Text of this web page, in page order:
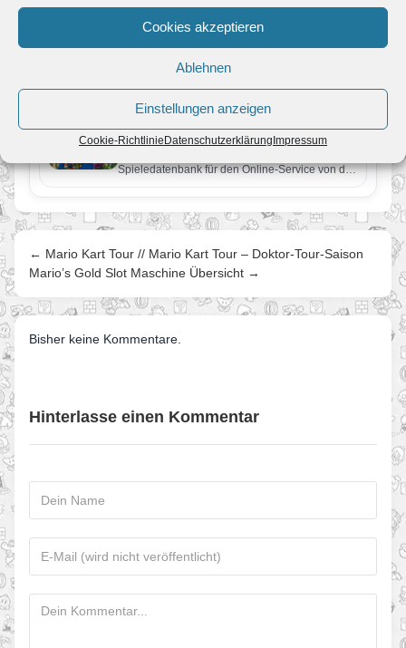
Cookies akzeptieren
Ablehnen
Einstellungen anzeigen
Cookie-RichtlinieDatenschutzerklärungImpressum
Mehr News zum Spiel
Nintendo Switch Online // Mario Golf
Von JoKo•9. April 2022
Spieledatenbank für den Online-Service von der
Nintendo Switch. Der Nintendo 64-Klassiker…
← Mario Kart Tour // Mario Kart Tour – Doktor-Tour-Saison
Mario’s Gold Slot Maschine Übersicht →
Bisher keine Kommentare.
Hinterlasse einen Kommentar